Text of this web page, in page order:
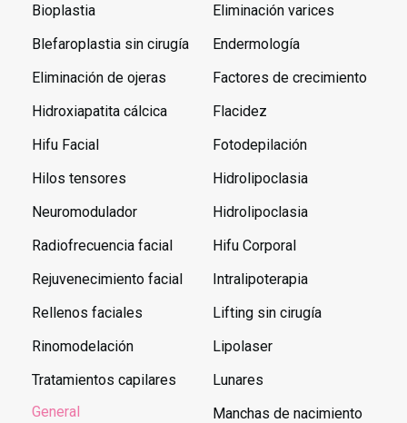
Bioplastia
Blefaroplastia sin cirugía
Eliminación de ojeras
Hidroxiapatita cálcica
Hifu Facial
Hilos tensores
Neuromodulador
Radiofrecuencia facial
Rejuvenecimiento facial
Rellenos faciales
Rinomodelación
Tratamientos capilares
General
Eliminación varices
Endermología
Factores de crecimiento
Flacidez
Fotodepilación
Hidrolipoclasia
Hidrolipoclasia
Hifu Corporal
Intralipoterapia
Lifting sin cirugía
Lipolaser
Lunares
Manchas de nacimiento